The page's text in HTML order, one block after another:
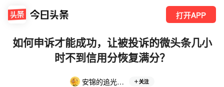
打开APP
如何申诉才能成功，让被投诉的微头条几小
时不到信用分恢复满分？
安锦的追光手记 关注